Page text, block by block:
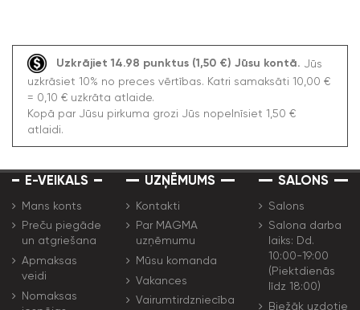
Uzkrājiet 14.98 punktus (1,50 €) Jūsu kontā. Jūs
uzkrāsiet 10% no preces vērtības. Katri samaksāti 10,00 €
= 0,10 € uzkrāta atlaide.
Kopā par Jūsu pirkuma grozi Jūs nopelnīsiet 1,50 €
atlaidi.
E-VEIKALS
Mans konts
Preču piegāde
un atgriešana
Apmaksas
veidi
Nomaksas
UZŅĒMUMS
Kontakti
Par MAGMA
uzņēmumu
Mūsu komanda
Vakances
Vairumtirdzniecība
SALONS
Salons
Salona darba
laiks: Dd.
10:00-19:00
(Piektdienās
līdz 18:00)
Biežāk uzdotie